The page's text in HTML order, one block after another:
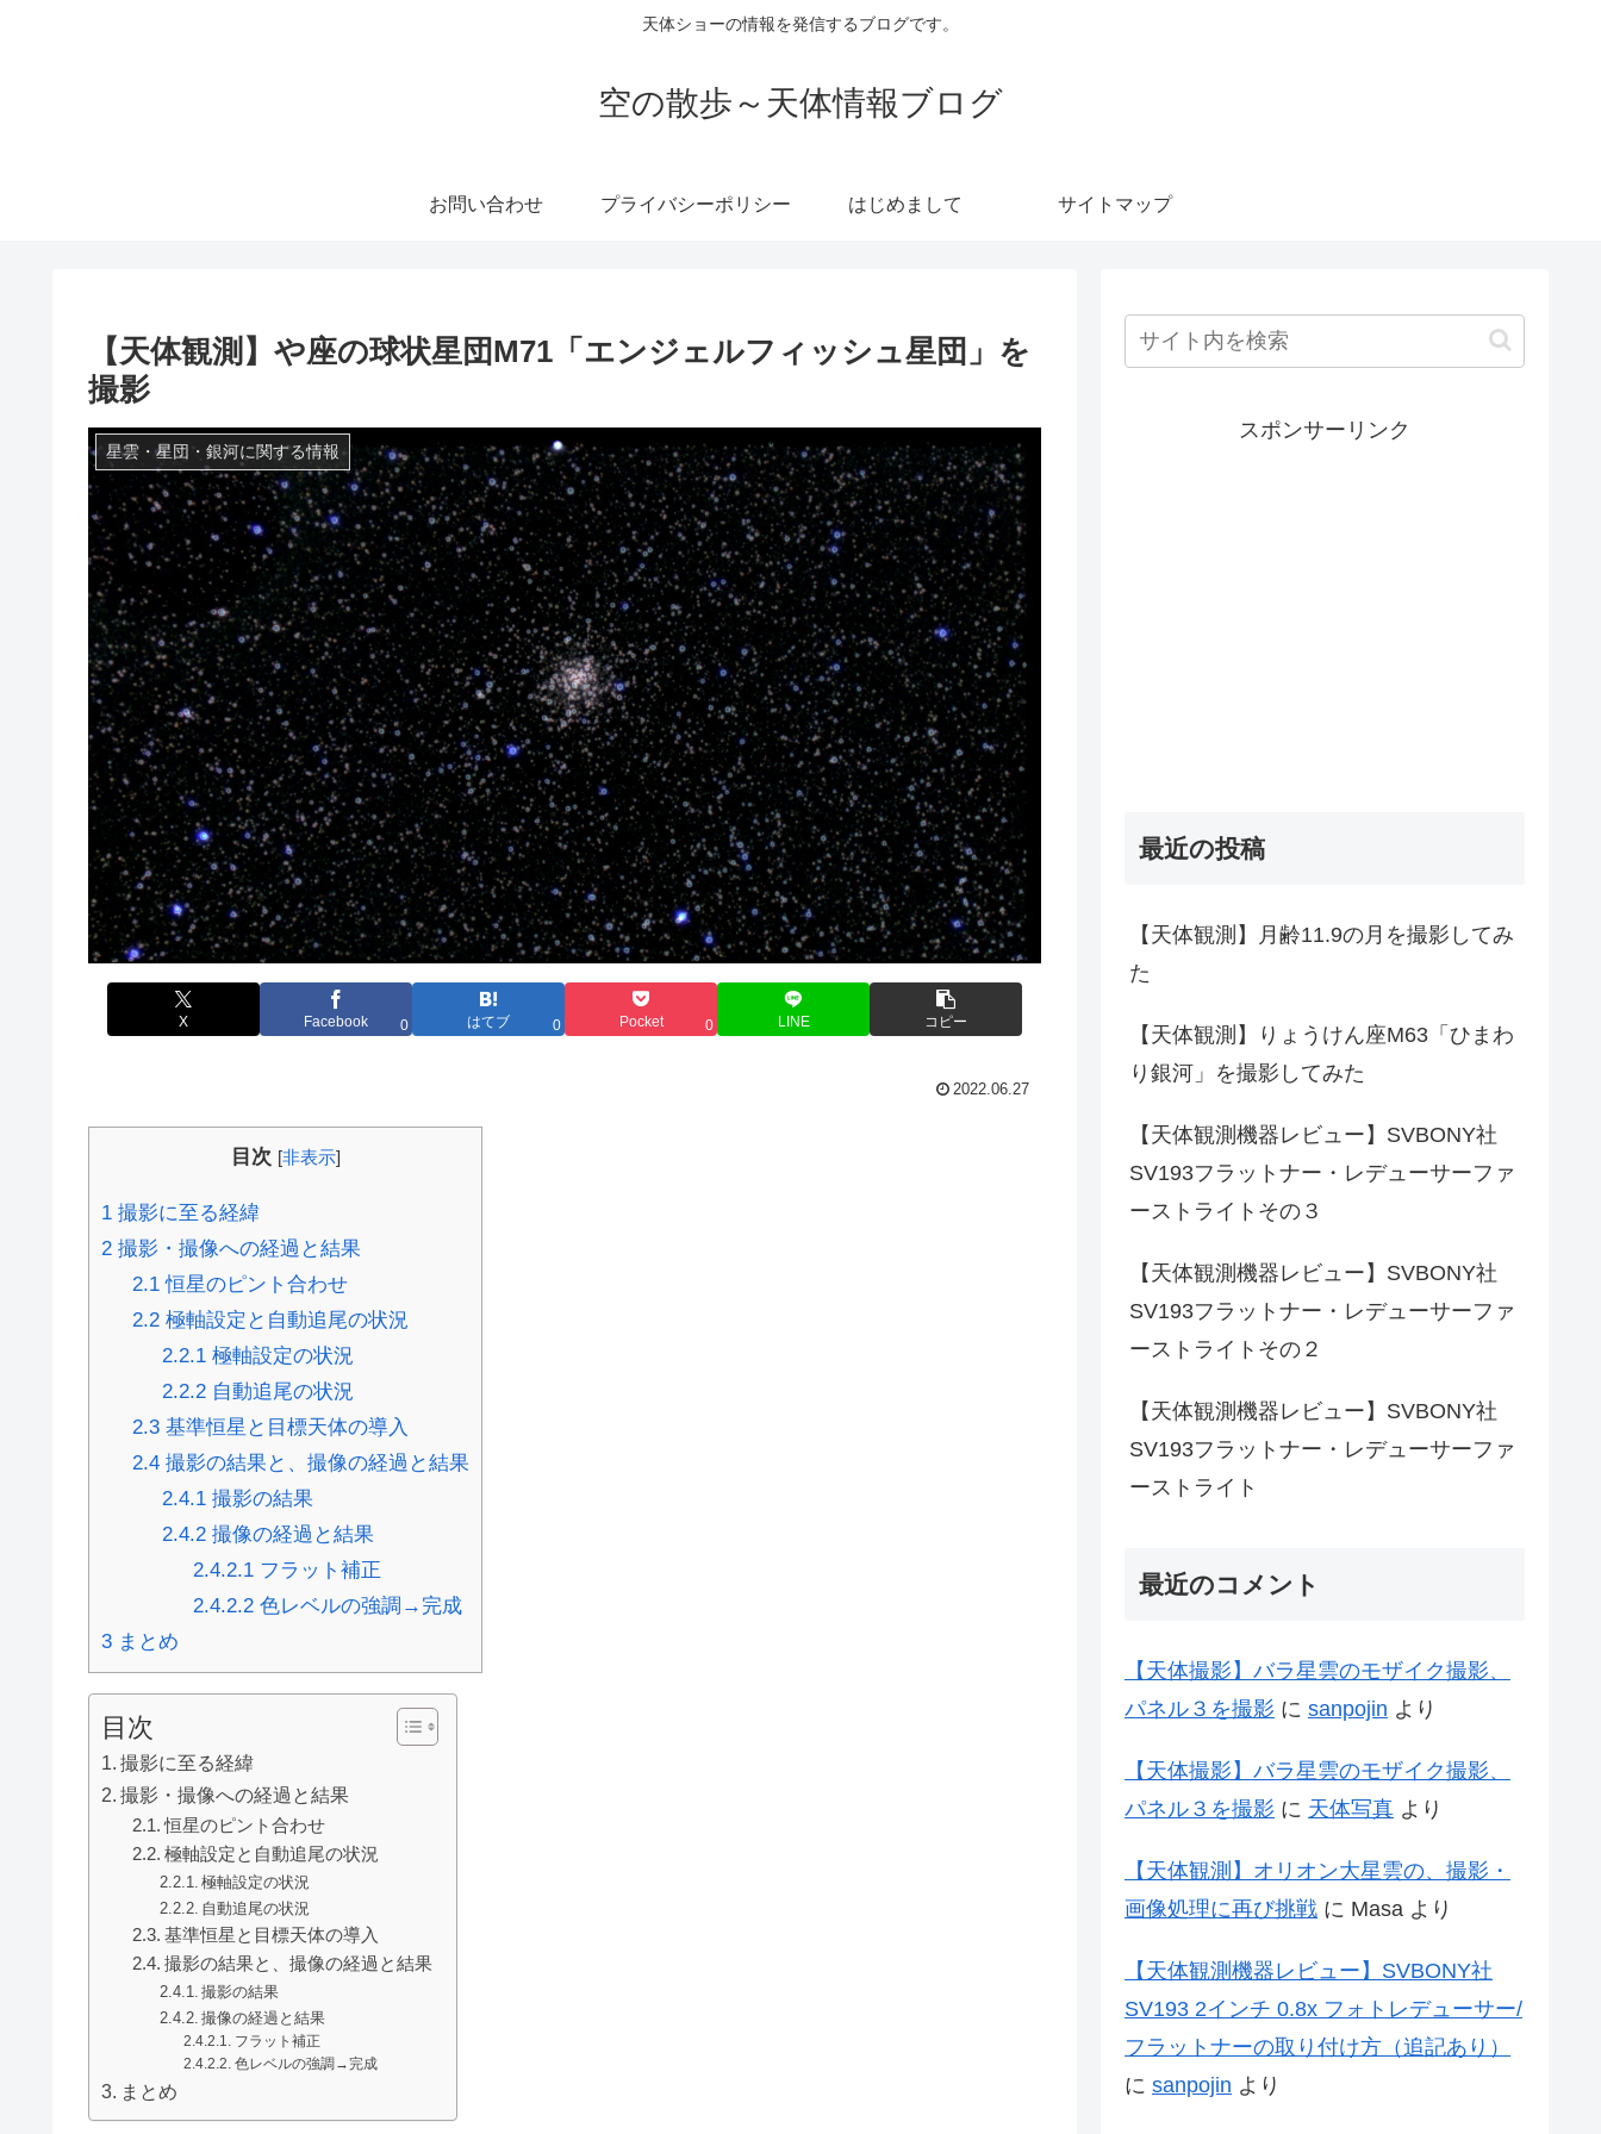
天体ショーの情報を発信するブログです。
空の散歩～天体情報ブログ
お問い合わせ プライバシーポリシー はじめまして サイトマップ
【天体観測】や座の球状星団M71「エンジェルフィッシュ星団」を
撮影
星雲・星団・銀河に関する情報
X Facebook 0 はてブ 0 Pocket 0 LINE コピー
2022.06.27
目次 [非表示]
1 撮影に至る経緯
2 撮影・撮像への経過と結果
2.1恒星のピント合わせ
2.2極軸設定と自動追尾の状況
2.2.1 極軸設定の状況
2.2.2 自動追尾の状況
2.3基準恒星と目標天体の導入
2.4撮影の結果と、撮像の経過と結果
2.4.1 撮影の結果
2.4.2 撮像の経過と結果
2.4.2.1フラット補正
2.4.2.2色レベルの強調→完成
3 まとめ
目次
撮影に至る経緯
撮影・撮像への経過と結果
恒星のピント合わせ
極軸設定と自動追尾の状況
極軸設定の状況
自動追尾の状況
基準恒星と目標天体の導入
撮影の結果と、撮像の経過と結果
撮影の結果
撮像の経過と結果
フラット補正
色レベルの強調→完成
まとめ
スポンサーリンク
最近の投稿
【天体観測】月齢11.9の月を撮影してみ
た
【天体観測】りょうけん座M63「ひまわ
り銀河」を撮影してみた
【天体観測機器レビュー】SVBONY社
SV193フラットナー・レデューサーファ
ーストライトその３
【天体観測機器レビュー】SVBONY社
SV193フラットナー・レデューサーファ
ーストライトその２
【天体観測機器レビュー】SVBONY社
SV193フラットナー・レデューサーファ
ーストライト
最近のコメント
【天体撮影】バラ星雲のモザイク撮影、
パネル３を撮影 に sanpojin より
【天体撮影】バラ星雲のモザイク撮影、
パネル３を撮影 に 天体写真 より
【天体観測】オリオン大星雲の、撮影・
画像処理に再び挑戦 に Masa より
【天体観測機器レビュー】SVBONY社
SV193 2インチ 0.8x フォトレデューサー/
フラットナーの取り付け方（追記あり）
に sanpojin より